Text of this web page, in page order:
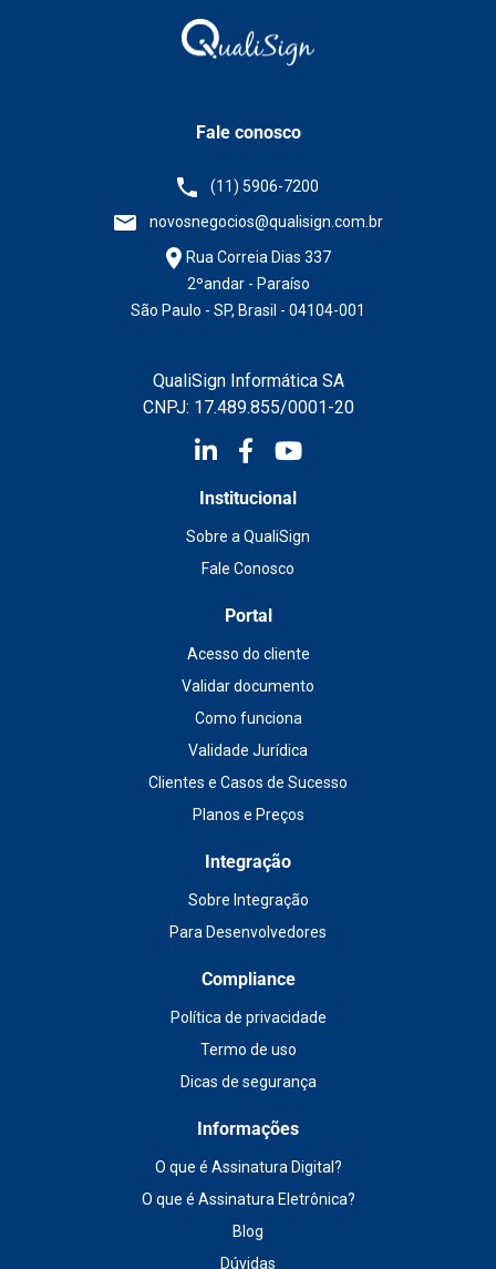
Fale conosco
(11) 5906-7200
novosnegocios@qualisign.com.br
Rua Correia Dias 337
2ºandar - Paraíso
São Paulo - SP, Brasil - 04104-001
QualiSign Informática SA
CNPJ: 17.489.855/0001-20
Institucional
Sobre a QualiSign
Fale Conosco
Portal
Acesso do cliente
Validar documento
Como funciona
Validade Jurídica
Clientes e Casos de Sucesso
Planos e Preços
Integração
Sobre Integração
Para Desenvolvedores
Compliance
Política de privacidade
Termo de uso
Dicas de segurança
Informações
O que é Assinatura Digital?
O que é Assinatura Eletrônica?
Blog
Dúvidas